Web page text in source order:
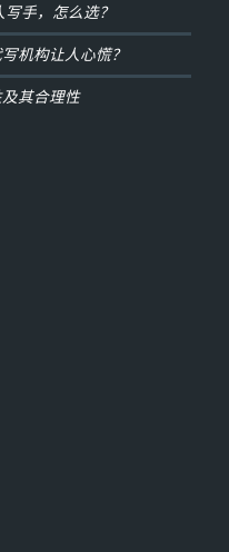
手，怎么选？
机构让人心慌？
其合理性